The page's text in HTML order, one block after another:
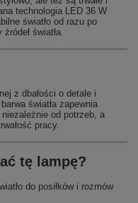
technologia LED 36 W
światło od razu po
światła.
z dbałości o detale i
światła zapewnia
niezależnie od potrzeb, a
pracy.
tę lampę?
do posiłków i rozmów